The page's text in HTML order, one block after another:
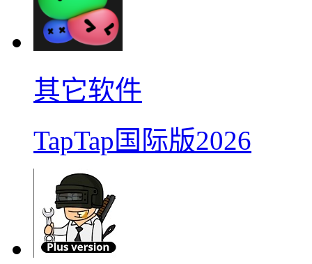
其它软件
TapTap国际版2026